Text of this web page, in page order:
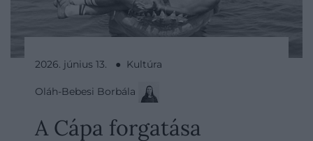
2026. június 13. ● Kultúra
Oláh-Bebesi Borbála
A Cápa forgatása